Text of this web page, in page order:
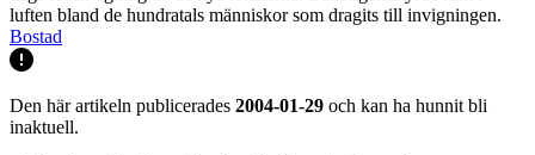
luften bland de hundratals människor som dragits till invigningen.
Bostad
Den här artikeln publicerades 2004-01-29 och kan ha hunnit bli
inaktuell.